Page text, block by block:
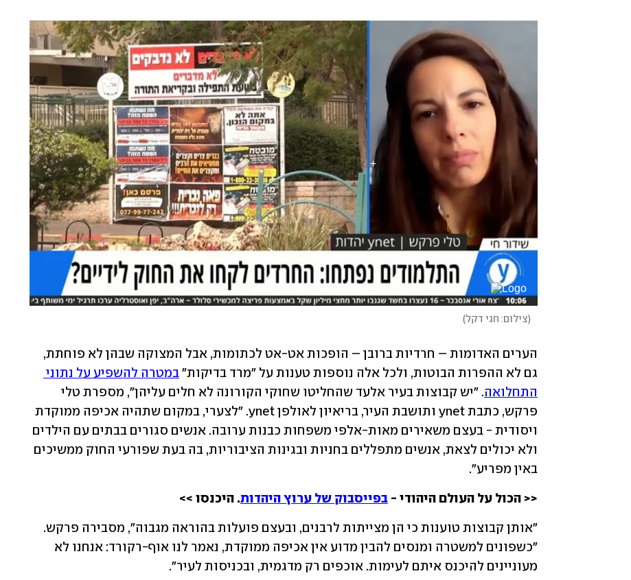
(צילום: חגי דקל)
גם לא ההפרות הבוטות, ולכל אלה נוספות טענות על "מרד בדיקות"
התחלואה
באין מפריע".
<< הכול על העולם היהודי - בפייסבוק של ערוץ היהדות. היכנסו >>
מעוניינים להיכנס איתם לעימות. אוכפים רק מדגמית, ובכניסות לעיר".